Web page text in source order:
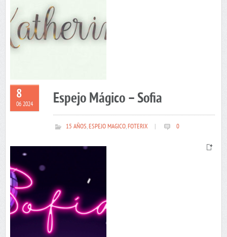
8
06 2024 Espejo Mágico – Sofia
15 AÑOS,ESPEJO MAGICO,FOTERIX 0